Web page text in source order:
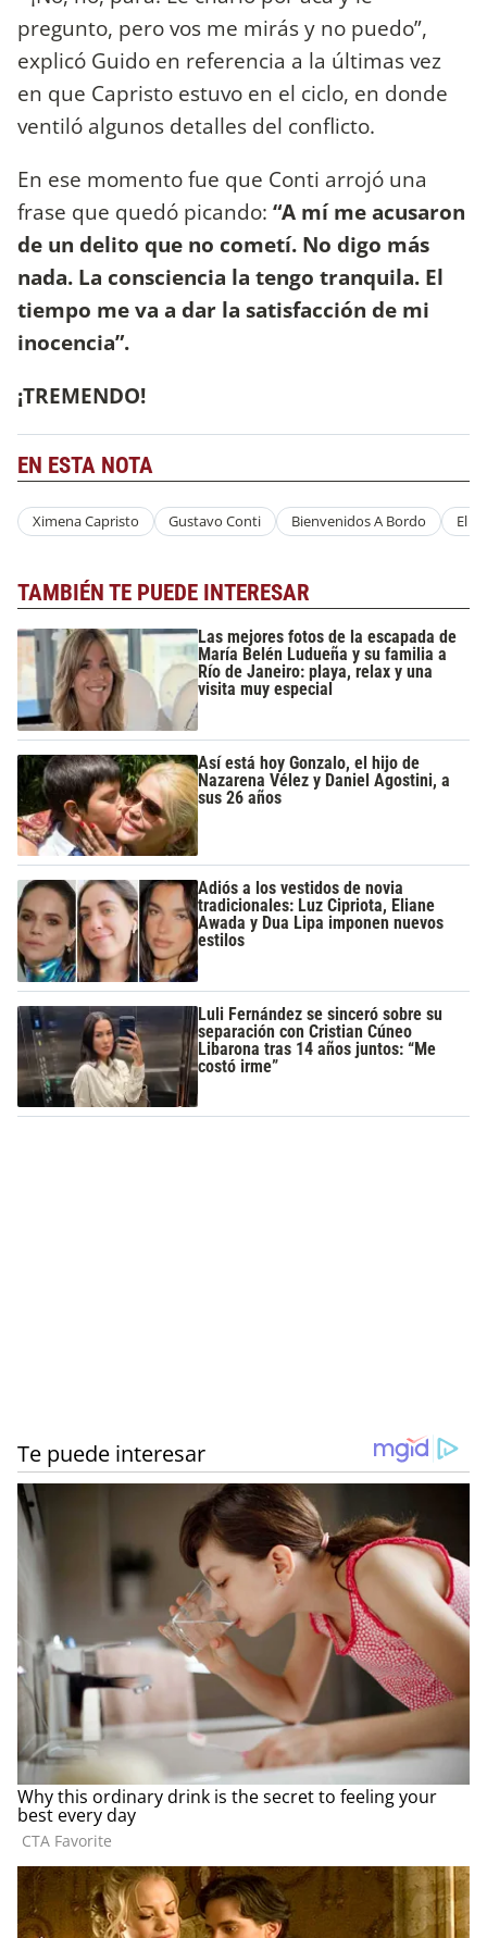
pregunto, pero vos me mirás y no puedo”,
explicó Guido en referencia a la últimas vez
en que Capristo estuvo en el ciclo, en donde
ventiló algunos detalles del conflicto.
En ese momento fue que Conti arrojó una
frase que quedó picando: “A mí me acusaron
de un delito que no cometí. No digo más
nada. La consciencia la tengo tranquila. El
tiempo me va a dar la satisfacción de mi
inocencia”.
¡TREMENDO!
EN ESTA NOTA
Ximena Capristo Gustavo Conti Bienvenidos A Bordo El
TAMBIÉN TE PUEDE INTERESAR
Las mejores fotos de la escapada de
María Belén Ludueña y su familia a
Río de Janeiro: playa, relax y una
visita muy especial
Así está hoy Gonzalo, el hijo de
Nazarena Vélez y Daniel Agostini, a
sus 26 años
Adiós a los vestidos de novia
tradicionales: Luz Cipriota, Eliane
Awada y Dua Lipa imponen nuevos
estilos
Luli Fernández se sinceró sobre su
separación con Cristian Cúneo
Libarona tras 14 años juntos: “Me
costó irme”